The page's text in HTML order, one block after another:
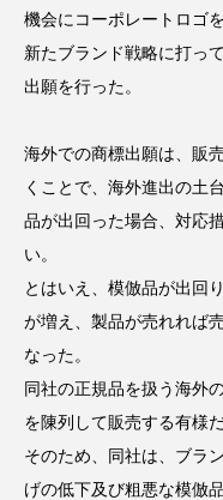
ウェルビーイング
エクソソーム
カカイオイル
クローズアップ
コグニティブヘルス
コネクテッド・ビュー
コルチゾール
機会にコーポレートロゴ
新たブランド戦略に打っ
出願を行った。
海外での商標出願は、販
くことで、海外進出の土
品が出回った場合、対応
い。
とはいえ、模倣品が出回
が増え、製品が売れれば
なった。
同社の正規品を扱う海外
を陳列して販売する有様だ
そのため、同社は、ブラ
げの低下及び粗悪な模倣